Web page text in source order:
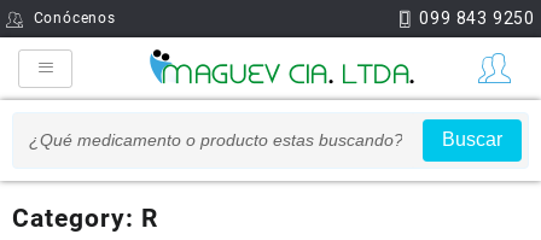
Conócenos 099 843 9250
Buscar
Category: R